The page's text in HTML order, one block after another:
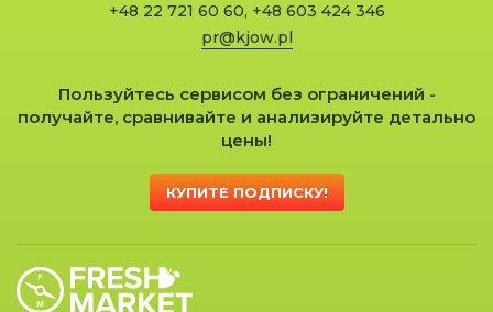
+48 22 721 60 60, +48 603 424 346
pr@kjow.pl
Пользуйтесь сервисом без ограничений -
получайте, сравнивайте и анализируйте детально
цены!
КУПИТЕ ПОДПИСКУ!